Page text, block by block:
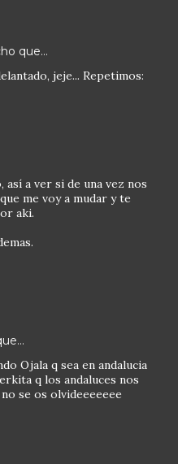
que…
jeje... Repetimos:
a ver si de una vez nos
me voy a mudar y te
aki.
Ojala q sea en andalucia
q los andaluces nos
se os olvideeeeeee